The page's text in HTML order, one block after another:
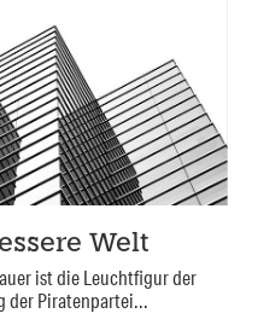
Welt
ist die Leuchtfigur der
der Piratenpartei...